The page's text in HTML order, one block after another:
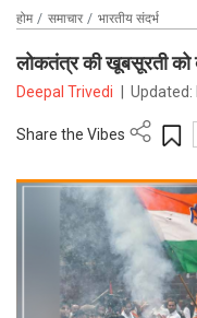
होम समाचार भारतीय संदर्भ
लोकतंत्र की खूबसूरती को
Deepal Trivedi Updated:
Share the Vibes